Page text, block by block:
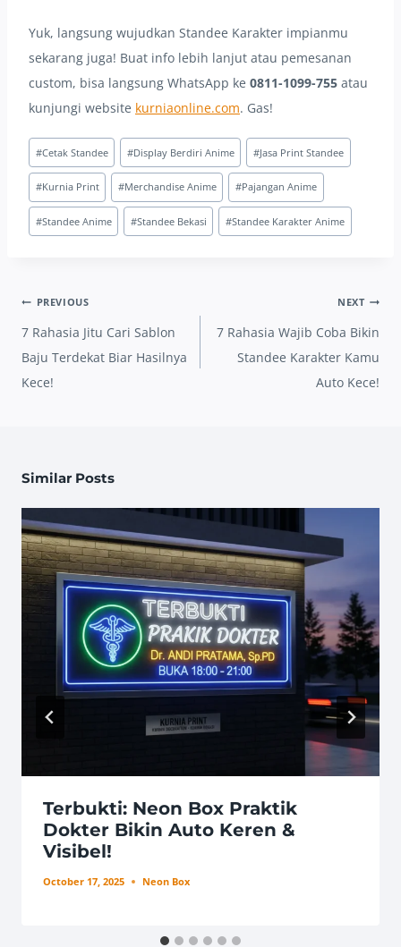
Yuk, langsung wujudkan Standee Karakter impianmu
sekarang juga! Buat info lebih lanjut atau pemesanan
custom, bisa langsung WhatsApp ke 0811-1099-755 atau
kunjungi website kurniaonline.com. Gas!
Post
Tags:
#Cetak Standee #Display Berdiri Anime #Jasa Print Standee
#Kurnia Print #Merchandise Anime #Pajangan Anime
#Standee Anime #Standee Bekasi #Standee Karakter Anime
PostPREVIOUS
7 Rahasia Jitu Cari Sablon
Baju Terdekat Biar Hasilnya
Kece!
NEXT
7 Rahasia Wajib Coba Bikin
Standee Karakter Kamu
Auto Kece!
Similar Posts
Terbukti: Neon Box Praktik
Dokter Bikin Auto Keren &
Visibel!
October 17, 2025 Neon Box